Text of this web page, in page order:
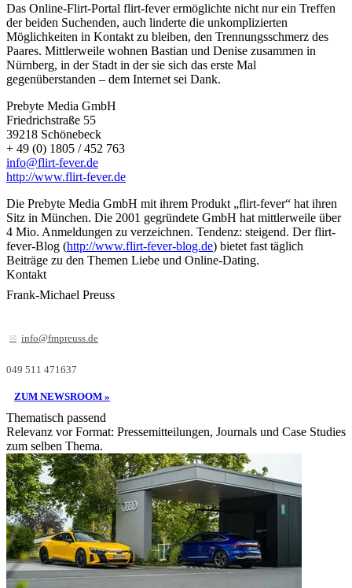
Das Online-Flirt-Portal flirt-fever ermöglichte nicht nur ein Treffen
der beiden Suchenden, auch linderte die unkomplizierten
Möglichkeiten in Kontakt zu bleiben, den Trennungsschmerz des
Paares. Mittlerweile wohnen Bastian und Denise zusammen in
Nürnberg, in der Stadt in der sie sich das erste Mal
gegenüberstanden – dem Internet sei Dank.
Prebyte Media GmbH
Friedrichstraße 55
39218 Schönebeck
+ 49 (0) 1805 / 452 763
info@flirt-fever.de
http://www.flirt-fever.de
Die Prebyte Media GmbH mit ihrem Produkt „flirt-fever“ hat ihren
Sitz in München. Die 2001 gegründete GmbH hat mittlerweile über
4 Mio. Anmeldungen zu verzeichnen. Tendenz: steigend. Der flirt-
fever-Blog (http://www.flirt-fever-blog.de) bietet fast täglich
Beiträge zu den Themen Liebe und Online-Dating.
Kontakt
Frank-Michael Preuss
info@fmpreuss.de
049 511 471637
ZUM NEWSROOM »
Thematisch passend
Relevanz vor Format: Pressemitteilungen, Journals und Case Studies
zum selben Thema.